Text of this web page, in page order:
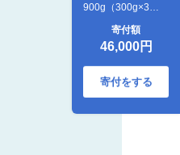
900g（300g×3
5.4kg）【道の駅し
ろいしカンパニ
ー】ご飯 [IAA035]
寄付額
46,000円
寄付をする